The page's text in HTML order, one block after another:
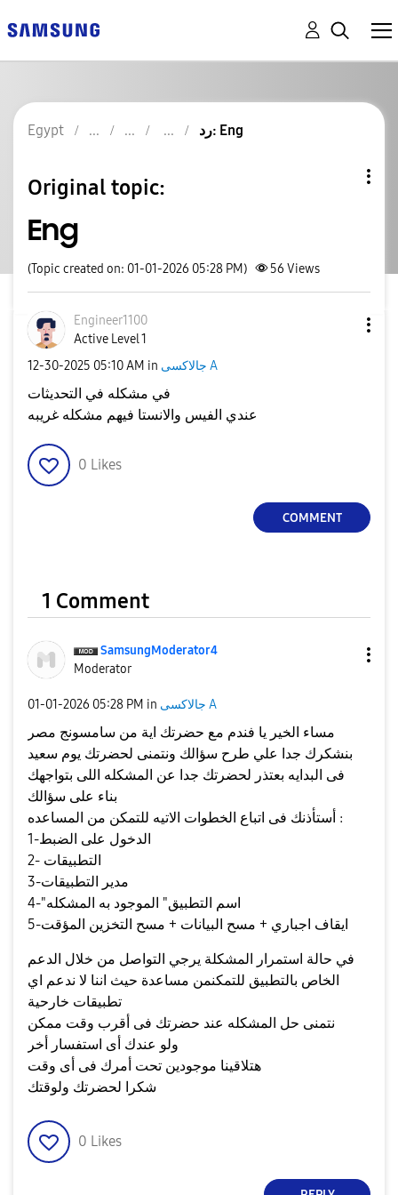
Egypt رد: Eng
Original topic:
Eng
(Topic created on: 01-01-2026 05:28 PM) 56 Views
Engineer1100
Active Level 1
‎12-30-2025 05:10 AM in جالاكسى A
0 Likes
COMMENT
1 Comment
SamsungModerator4
Moderator
‎01-01-2026 05:28 PM in جالاكسى A
مساء الخير يا فندم مع حضرتك اية من سامسونج مصر
بنشكرك جدا علي طرح سؤالك ونتمنى لحضرتك يوم سعيد
فى البدايه بعتذر لحضرتك جدا عن المشكله اللى بتواجهك
أستأذنك فى اتباع الخطوات الاتيه للتمكن من المساعده :
1-الدخول على الضبط
2- التطبيقات
3-مدير التطبيقات
5-ايقاف اجباري + مسح البيانات + مسح التخزين المؤقت
في حالة استمرار المشكلة يرجي التواصل من خلال الدعم
الخاص بالتطبيق للتمكنمن مساعدة حيث اننا لا ندعم اي
تطبيقات خارحية
نتمنى حل المشكله عند حضرتك فى أقرب وقت ممكن
ولو عندك أى استفسار أخر
هتلاقينا موجودين تحت أمرك فى أى وقت
شكرا لحضرتك ولوقتك
0 Likes